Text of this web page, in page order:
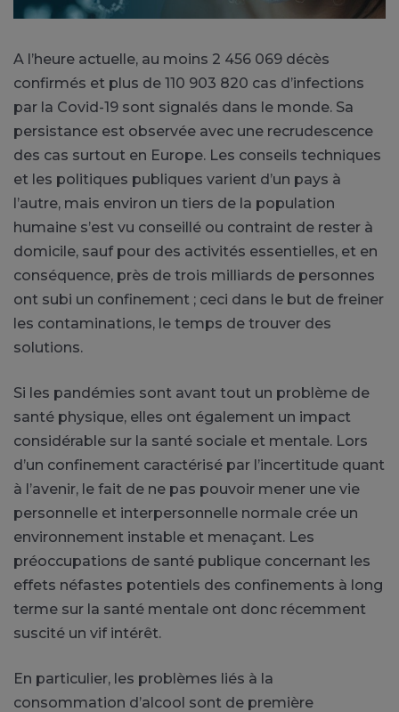
A l’heure actuelle, au moins 2 456 069 décès
confirmés et plus de 110 903 820 cas d’infections
par la Covid-19 sont signalés dans le monde. Sa
persistance est observée avec une recrudescence
des cas surtout en Europe. Les conseils techniques
et les politiques publiques varient d’un pays à
l’autre, mais environ un tiers de la population
humaine s’est vu conseillé ou contraint de rester à
domicile, sauf pour des activités essentielles, et en
conséquence, près de trois milliards de personnes
ont subi un confinement ; ceci dans le but de freiner
les contaminations, le temps de trouver des
solutions.
Si les pandémies sont avant tout un problème de
santé physique, elles ont également un impact
considérable sur la santé sociale et mentale. Lors
d’un confinement caractérisé par l’incertitude quant
à l’avenir, le fait de ne pas pouvoir mener une vie
personnelle et interpersonnelle normale crée un
environnement instable et menaçant. Les
préoccupations de santé publique concernant les
effets néfastes potentiels des confinements à long
terme sur la santé mentale ont donc récemment
suscité un vif intérêt.
En particulier, les problèmes liés à la
consommation d’alcool sont de première